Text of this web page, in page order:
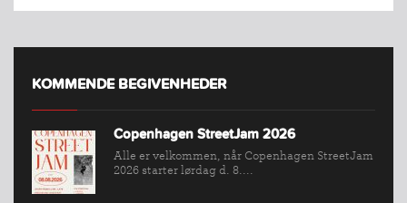
KOMMENDE BEGIVENHEDER
Copenhagen StreetJam 2026
Alle er velkommen, når Copenhagen StreetJam
2026 starter lørdag d. 8....